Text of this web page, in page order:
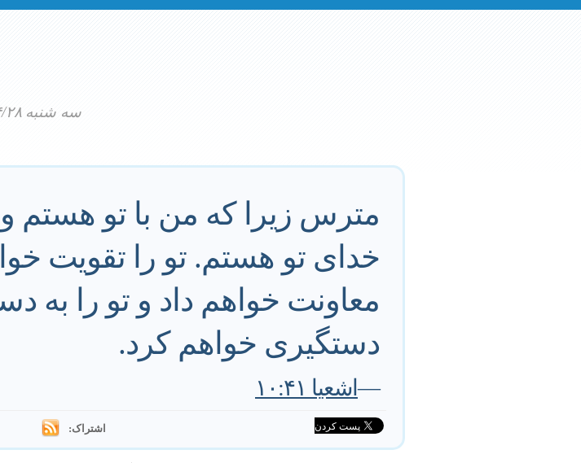
سه شنبه ۱۴۰۱/۰۴/۲۸
مترس زيرا كه من با تو
خداى تو هستم. تو را تقويت
معاونت خواهم داد و تو را
دستگيرى خواهم كرد.
—اشعیا ۱۰:۴۱
اشتراک: